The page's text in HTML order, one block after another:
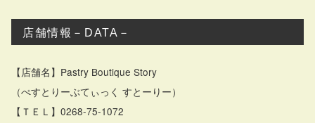
店舗情報－DATA－
【店舗名】Pastry Boutique Story
（ぺすとりーぶてぃっく すとーりー）
【ＴＥＬ】0268-75-1072